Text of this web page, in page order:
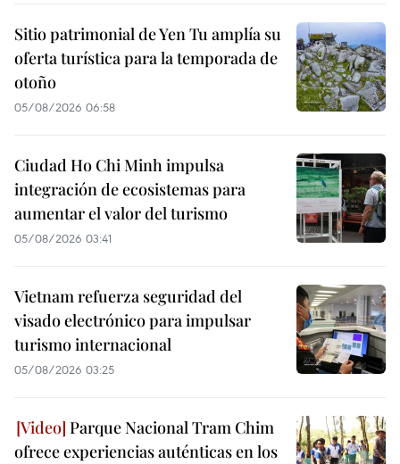
Sitio patrimonial de Yen Tu amplía su
oferta turística para la temporada de
otoño
05/08/2026 06:58
Ciudad Ho Chi Minh impulsa
integración de ecosistemas para
aumentar el valor del turismo
05/08/2026 03:41
Vietnam refuerza seguridad del
visado electrónico para impulsar
turismo internacional
05/08/2026 03:25
Parque Nacional Tram Chim
ofrece experiencias auténticas en los